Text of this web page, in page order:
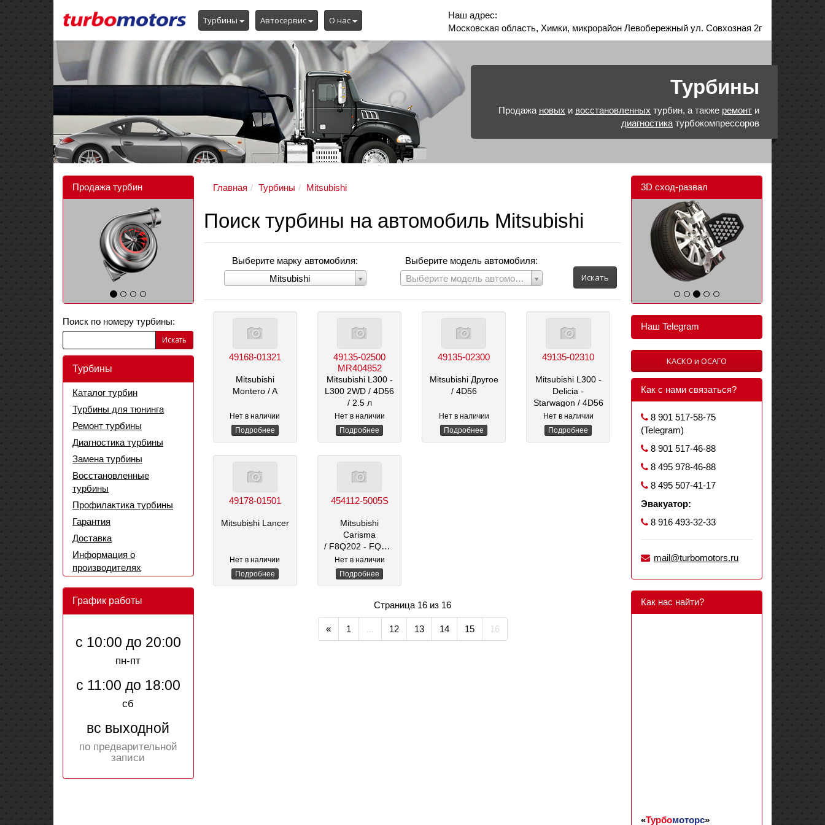
Турбины Автосервис О нас
Наш адрес:
Московская область, Химки, микрорайон Левобережный ул. Совхозная 2г
Турбины
Продажа новых и восстановленных турбин, а также ремонт и
диагностика турбокомпрессоров
Продажа турбин
Поиск по номеру турбины:
Искать
Турбины
Каталог турбин
Турбины для тюнинга
Ремонт турбины
Диагностика турбины
Замена турбины
Восстановленные
турбины
Профилактика турбины
Гарантия
Доставка
Информация о
производителях
График работы
с 10:00 до 20:00
пн-пт
с 11:00 до 18:00
сб
вс выходной
по предварительной
записи
Главная Турбины Mitsubishi
Поиск турбины на автомобиль Mitsubishi
Выберите марку автомобиля:
Mitsubishi
марку
автомобиля:
Выберите модель автомобиля:
Выберите модель автомобиля
Выберите
модель
автомобиля:
Искать
49168-01321
Mitsubishi
Montero / A
Нет в наличии
Подробнее
49135-02500
MR404852
Mitsubishi L300 -
L300 2WD/ 4D56
/ 2.5 л
Нет в наличии
Подробнее
49135-02300
Mitsubishi Другое
/ 4D56
Нет в наличии
Подробнее
49135-02310
Mitsubishi L300 -
Delicia -
Starwagon / 4D56
Нет в наличии
Подробнее
49178-01501
Mitsubishi Lancer
Нет в наличии
Подробнее
454112-5005S
Mitsubishi
Carisma
/ F8Q202 - FQ8208
/ 1.9 л
Нет в наличии
Подробнее
Страница 16 из 16
« 1 ... 12 13 14 15 16
3D сход-развал
Наш Telegram
КАСКО и ОСАГО
Как с нами связаться?
8 901 517-58-75
(Telegram)
8 901 517-46-88
8 495 978-46-88
8 495 507-41-17
Эвакуатор:
8 916 493-32-33
mail@turbomotors.ru
Как нас найти?
«Турбомоторс»